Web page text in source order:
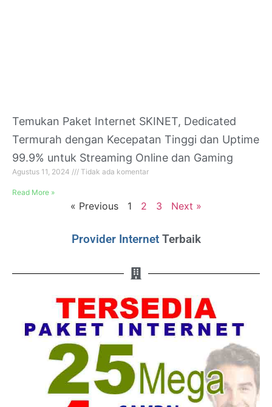
Temukan Paket Internet SKINET, Dedicated
Termurah dengan Kecepatan Tinggi dan Uptime
99.9% untuk Streaming Online dan Gaming
Agustus 11, 2024 Tidak ada komentar
Read More »
« Previous 1 2 3 Next »
Provider Internet Terbaik